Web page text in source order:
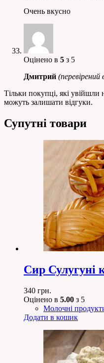
Очень вкусно
Оцінено в 5 з 5
Дмитрий (перевірений
Тільки покупці, які
можуть залишати відгуки.
Супутні товари
Сир Сулугуні
340 грн.
Оцінено в 5.00 з 5
Молочні
Додати в кошик